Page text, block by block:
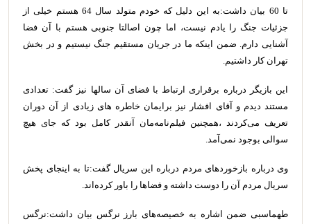
تا 60 بیان داشت:‌به این دلیل که خودم متولد سال 64 هستم خیلی از
جزئیات جنگ را یادم نیست، اما چون اصالتا جنوبی هستم با آن فضا
آشنایی دارم. ضمن اینکه ما در جریان مستقیم جنگ نیستیم و در بخش
تهران کار داشتیم.
این بازیگر درباره برقراری ارتباط با فضای آن سالها نیز گفت: تعدادی
مستند دیدم و آقای افشار نیز برایمان خاطره های زیادی از آن دوران
تعریف می‌کردند ،همچنین فیلم‌نامه‌مان آنقدر کامل بود که جای هیچ
سوالی بوجود نمی‌آمد.
وی درباره بازخوردهای مردم درباره این سریال گفت:‌تا به اینجای پخش
سریال مردم آن را دوست داشته و فضاها را باور کرده‌اند.
طهماسبی ضمن اشاره به خصیصه‌های بارز نرگس بیان داشت:نرگس